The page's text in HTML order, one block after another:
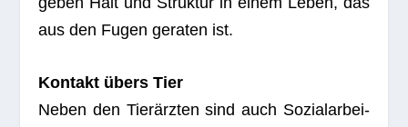
aus den Fugen gera­ten ist.
Kon­takt übers Tier
Neben den Tier­ärz­ten sind auch Sozi­al­ar­bei­